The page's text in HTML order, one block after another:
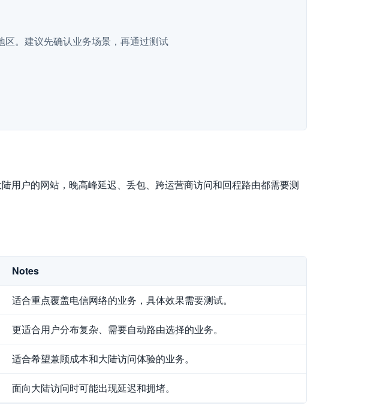
。建议先确认业务场景，再通过测试
用户的网站，晚高峰延迟、丢包、跨运营商访问和回程路由都需要测
Notes
适合重点覆盖电信网络的业务，具体效果需要测试。
更适合用户分布复杂、需要自动路由选择的业务。
适合希望兼顾成本和大陆访问体验的业务。
面向大陆访问时可能出现延迟和拥堵。